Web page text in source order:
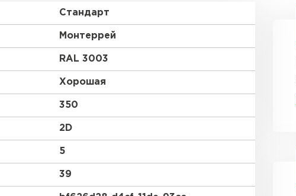
Стандарт
Монтеррей
RAL 3003
Хорошая
350
2D
5
39